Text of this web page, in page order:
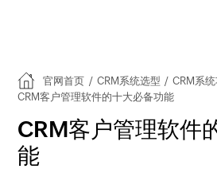
官网首页 / CRM系统选型 / CRM系
CRM客户管理软件的十大必备功能
CRM客户管理软件
能